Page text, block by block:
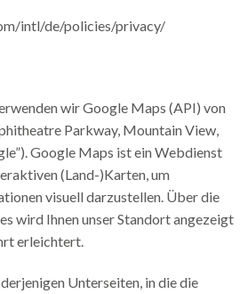
intl/de/policies/privacy/
wir Google Maps (API) von
Parkway, Mountain View,
Google Maps ist ein Webdienst
(Land-)Karten, um
visuell darzustellen. Über die
wird Ihnen unser Standort angezeigt
erleichtert.
Unterseiten, in die die